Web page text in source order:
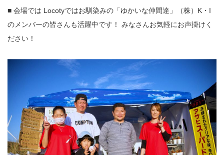
■ 会場では Locotyではお馴染みの「ゆかいな仲間達」（株）K・I
のメンバーの皆さんも活躍中です！ みなさんお気軽にお声掛けく
ださい！